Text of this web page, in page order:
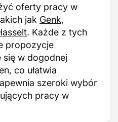
oferty pracy w
jak Genk,
. Każde z tych
propozycje
się w dogodnej
co ułatwia
szeroki wybór
pracy w